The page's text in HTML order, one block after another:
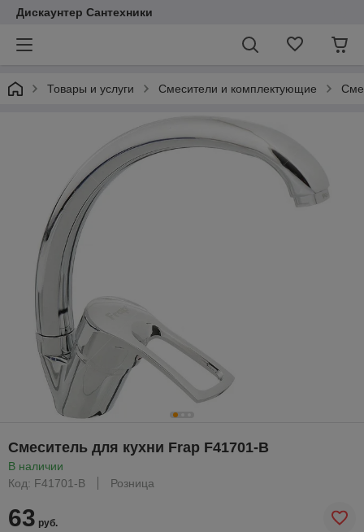
Дискаунтер Сантехники
Товары и услуги Смесители и комплектующие
Смеситель для кухни Frap F41701-B
В наличии
Код: F41701-B
Розница
63 руб.